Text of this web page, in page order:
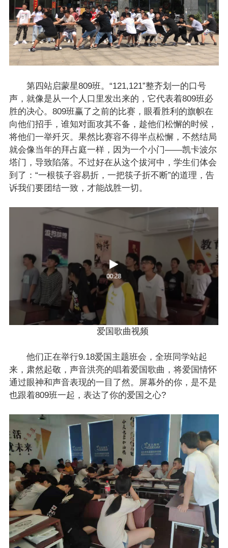
第四站启蒙星809班。“121,121”整齐划一的口号
声，就像是从一个人口里发出来的，它代表着809班必
胜的决心。809班赢了之前的比赛，眼看胜利的旗帜在
向他们招手，谁知对面攻其不备，趁他们松懈的时候，
将他们一举歼灭。果然比赛容不得半点松懈，不然结局
就会像当年的拜占庭一样，因为一个小门——凯卡波尔
塔门，导致陷落。不过好在从这个拔河中，学生们体会
到了：“一根筷子容易折，一把筷子折不断”的道理，告
诉我们要团结一致，才能战胜一切。
爱国歌曲视频
他们正在举行9.18爱国主题班会，全班同学站起
来，肃然起敬，声音洪亮的唱着爱国歌曲，将爱国情怀
通过眼神和声音表现的一目了然。屏幕外的你，是不是
也跟着809班一起，表达了你的爱国之心?